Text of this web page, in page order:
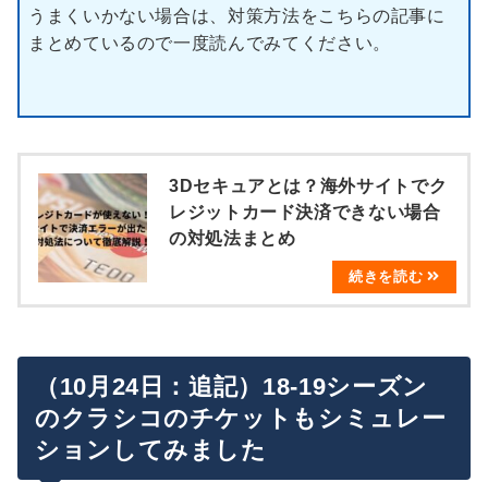
うまくいかない場合は、対策方法をこちらの記事に
まとめているので一度読んでみてください。
3Dセキュアとは？海外サイトでク
レジットカード決済できない場合
の対処法まとめ
（10月24日：追記）18-19シーズン
のクラシコのチケットもシミュレー
ションしてみました